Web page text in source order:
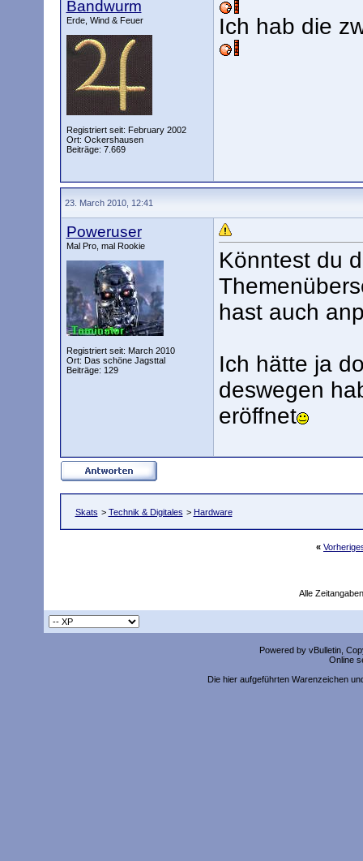
Bandwurm
Erde, Wind & Feuer
Registriert seit: February 2002
Ort: Ockershausen
Beiträge: 7.669
Ich hab die
23. March 2010, 12:41
Poweruser
Mal Pro, mal Rookie
Registriert seit: March 2010
Ort: Das schöne Jagsttal
Beiträge: 129
Könntest du
hast auch
Ich hätte ja
deswegen
eröffnet
Skats > Technik & Digitales > Hardware
«
Alle
Powered by vBulletin,
Online
Die hier aufgeführten Warenzeichen